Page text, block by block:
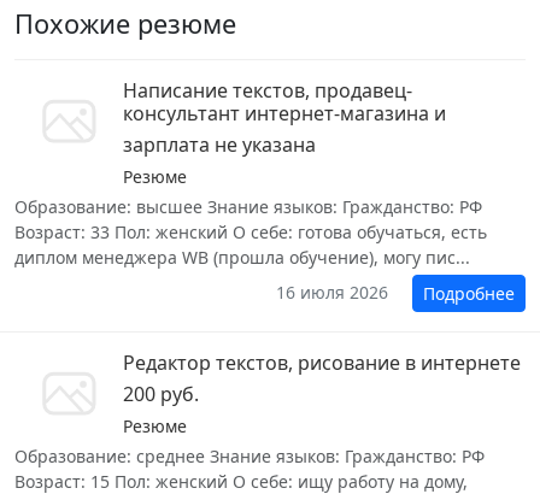
Похожие резюме
Написание текстов, продавец-
консультант интернет-магазина и
зарплата не указана
Резюме
Образование: высшее Знание языков: Гражданство: РФ
Возраст: 33 Пол: женский О себе: готова обучаться, есть
диплом менеджера WB (прошла обучение), могу пис...
16 июля 2026
Подробнее
Редактор текстов, рисование в интернете
200 руб.
Резюме
Образование: среднее Знание языков: Гражданство: РФ
Возраст: 15 Пол: женский О себе: ищу работу на дому,